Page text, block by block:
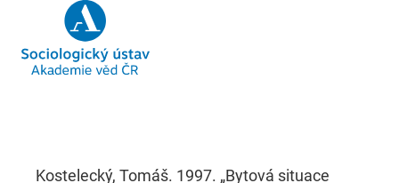
Kostelecký, Tomáš. 1997. „Bytová situace